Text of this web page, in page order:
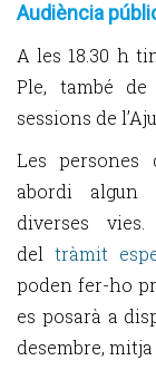
Audiència
A les 18.30 h
Ple, també
sessions de
Les persones
abordi algun
diverses
deltràmit
poden fer-ho
es posarà a
desembre,